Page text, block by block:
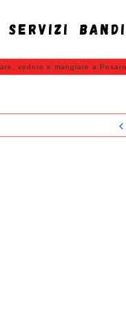
SERVIZI BANDI
vedere e mangiare a Pesaro